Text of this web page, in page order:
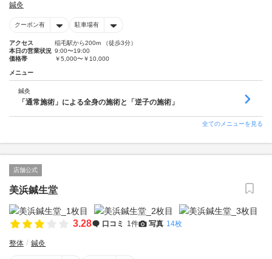
鍼灸
クーポン有 駐車場有
アクセス
稲毛駅から200m （徒歩3分）
本日の営業状況 9:00〜19:00
価格帯
￥5,000〜￥10,000
メニュー
鍼灸
「通常施術」による全身の施術と「逆子の施術」
全てのメニューを見る
店舗公式
美浜鍼生堂
3.28 口コミ 1件 写真 14枚
整体 鍼灸